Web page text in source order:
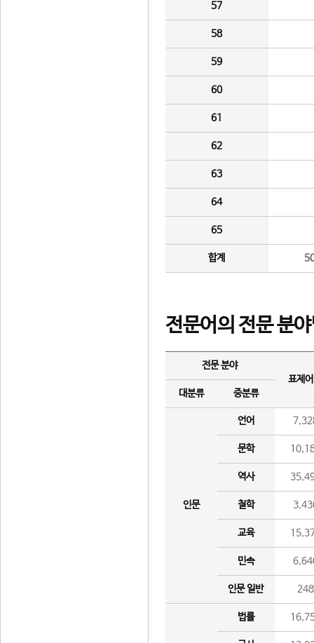
57
58
59
60
61
62
63
64
65
합계
전문어의 전문 분
전문 분야
표제
대분류
중분류
인문
언어
문학
역사
철학
교육
민속
인문 일반 248
법률